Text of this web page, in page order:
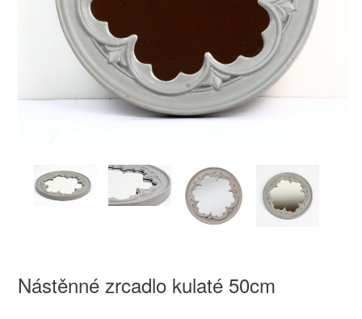
Nástěnné zrcadlo kulaté 50cm